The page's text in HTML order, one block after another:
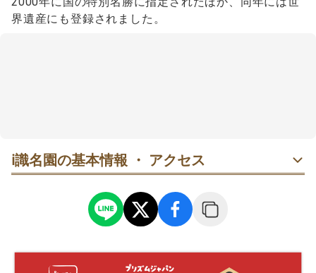
界遺産にも登録されました。
ℹ️識名園の基本情報 ・ アクセス